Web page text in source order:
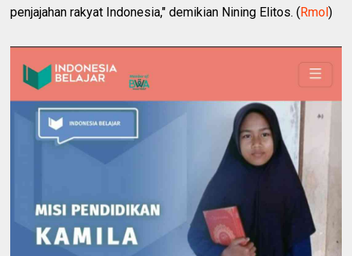
penjajahan rakyat Indonesia," demikian Nining Elitos. ( Rmol)